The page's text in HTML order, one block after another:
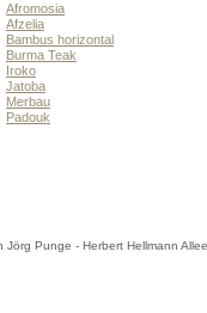
Afromosia
Afzelia
Bambus horizontal
Burma Teak
Iroko
Jatoba
Merbau
Padouk
Jörg Punge - Herbert Hellmann